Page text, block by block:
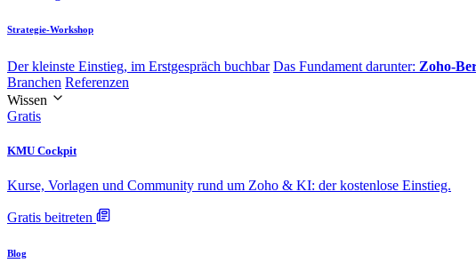
Strategie-Workshop
Der kleinste Einstieg, im Erstgespräch buchbar Das Fundament darunter: Zoho-
Branchen Referenzen
Wissen
Gratis
KMU Cockpit
Kurse, Vorlagen und Community rund um Zoho & KI: der kostenlose Einstieg.
Gratis beitreten
Blog